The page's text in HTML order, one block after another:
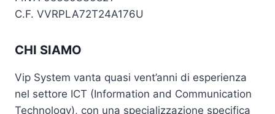
C.F. VVRPLA72T24A176U
CHI SIAMO
Vip System vanta quasi vent’anni di esperienza
nel settore ICT (Information and Communication
Technology), con una specializzazione specifica